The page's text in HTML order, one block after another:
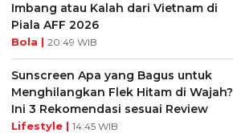
Imbang atau Kalah dari Vietnam di
Piala AFF 2026
Bola | 20:49 WIB
Sunscreen Apa yang Bagus untuk
Menghilangkan Flek Hitam di Wajah?
Ini 3 Rekomendasi sesuai Review
Lifestyle | 14:45 WIB